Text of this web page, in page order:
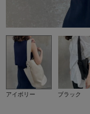
アイボリー ブラック